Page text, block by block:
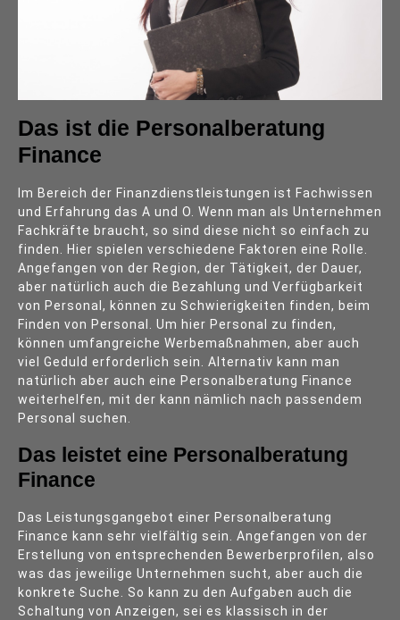
Das ist die Personalberatung
Finance
Im Bereich der Finanzdienstleistungen ist Fachwissen
und Erfahrung das A und O. Wenn man als Unternehmen
Fachkräfte braucht, so sind diese nicht so einfach zu
finden. Hier spielen verschiedene Faktoren eine Rolle.
Angefangen von der Region, der Tätigkeit, der Dauer,
aber natürlich auch die Bezahlung und Verfügbarkeit
von Personal, können zu Schwierigkeiten finden, beim
Finden von Personal. Um hier Personal zu finden,
können umfangreiche Werbemaßnahmen, aber auch
viel Geduld erforderlich sein. Alternativ kann man
natürlich aber auch eine Personalberatung Finance
weiterhelfen, mit der kann nämlich nach passendem
Personal suchen.
Das leistet eine Personalberatung
Finance
Das Leistungsgangebot einer Personalberatung
Finance kann sehr vielfältig sein. Angefangen von der
Erstellung von entsprechenden Bewerberprofilen, also
was das jeweilige Unternehmen sucht, aber auch die
konkrete Suche. So kann zu den Aufgaben auch die
Schaltung von Anzeigen, sei es klassisch in der